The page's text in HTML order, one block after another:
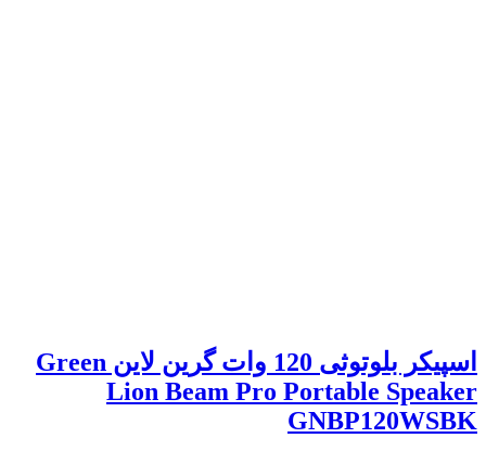
اسپیکر بلوتوثی 120 وات گرین لاین Green
Lion Beam Pro Portable Speaker
GNBP120WSBK